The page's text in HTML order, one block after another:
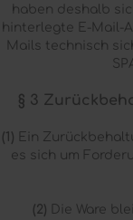
haben deshalb
hinterlegte E-Mail-
Mails technisch
§ 3
(1) Ein
es sich um
(2) Die Ware